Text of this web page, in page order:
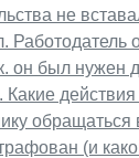
не
Работодатель
он был нужен
обращаться
(и